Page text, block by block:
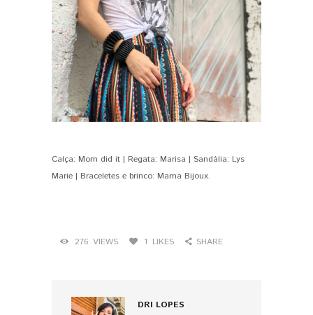
Calça: Mom did it | Regata: Marisa | Sandália: Lys
Marie | Braceletes e brinco: Mama Bijoux.
276 VIEWS 1 LIKES SHARE
DRI LOPES